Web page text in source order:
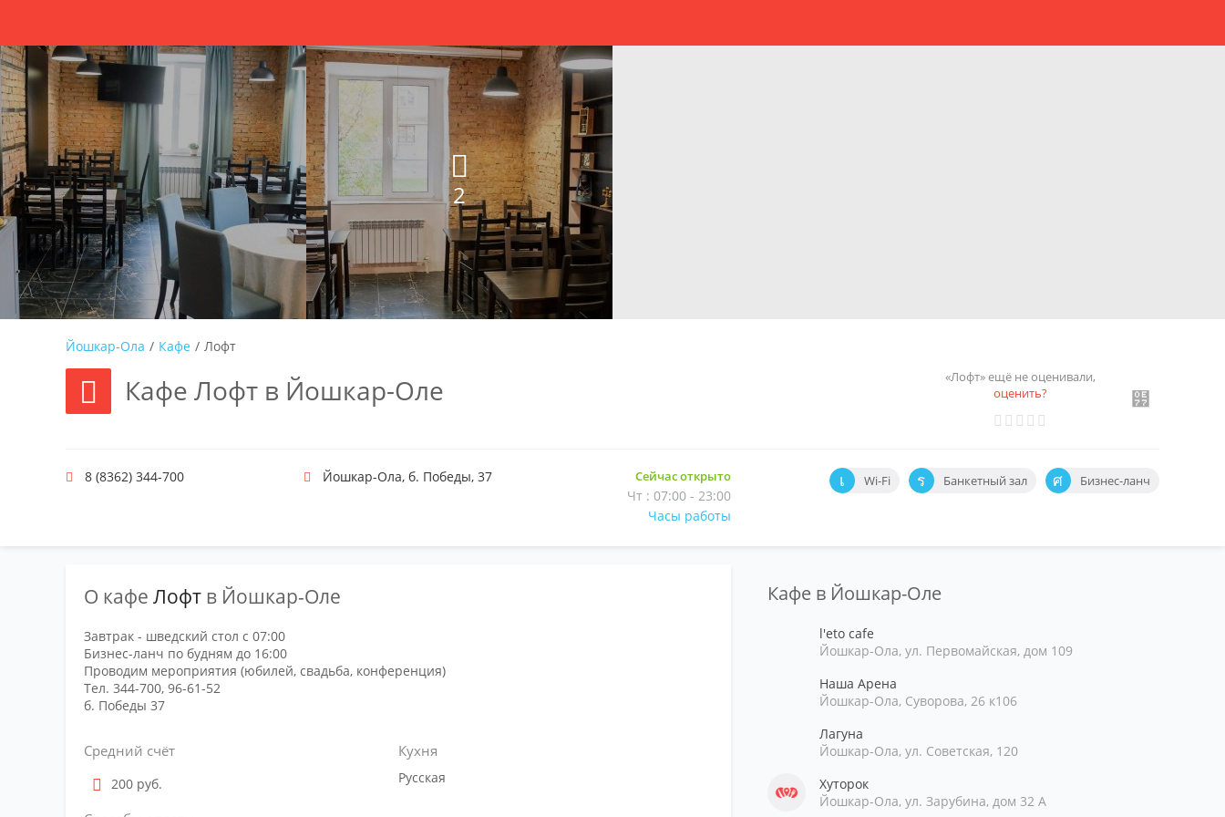
2
Йошкар-Ола / Кафе / Лофт
Кафе Лофт в Йошкар-Оле
«Лофт» ещё не оценивали,
оценить?
8 (8362) 344-700 Йошкар-Ола,б. Победы, 37 Сейчас открыто
Чт : 07:00 - 23:00
Часы работы
Wi-Fi Банкетный зал Бизнес-ланч
О кафе Лофт в Йошкар-Оле
Завтрак - шведский стол с 07:00
Бизнес-ланч по будням до 16:00
Проводим мероприятия (юбилей, свадьба, конференция)
Тел. 344-700, 96-61-52
б. Победы 37
Средний счёт
200 руб.
Кухня
Русская
Кафе в Йошкар-Оле
l'eto cafe
Йошкар-Ола, ул. Первомайская, дом 109
Наша Арена
Йошкар-Ола, Суворова, 26 к106
Лагуна
Йошкар-Ола, ул. Советская, 120
Хуторок
Йошкар-Ола, ул. Зарубина, дом 32 А